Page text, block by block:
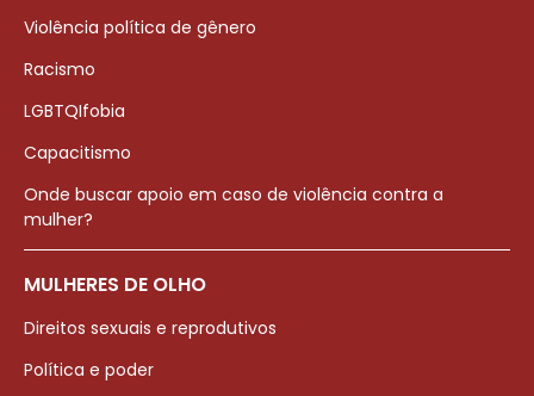
Violência política de gênero
Racismo
LGBTQIfobia
Capacitismo
Onde buscar apoio em caso de violência contra a
mulher?
MULHERES DE OLHO
Direitos sexuais e reprodutivos
Política e poder